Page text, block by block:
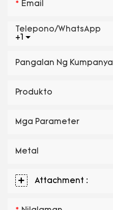
Email
+1
Telepono/WhatsApp
Pangalan Ng Kumpanya
Produkto
Mga Parameter
Metal
Attachment :